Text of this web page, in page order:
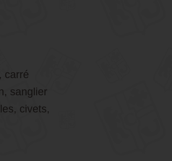
carré
sanglier
civets,